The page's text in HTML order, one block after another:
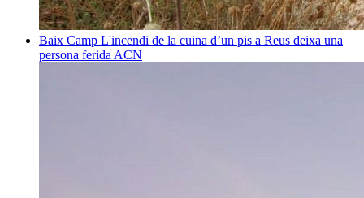
Baix Camp L'incendi de la cuina d’un pis a Reus deixa una
persona ferida ACN